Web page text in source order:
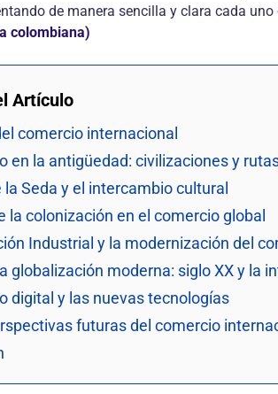
de manera sencilla y clara cada
colombiana)
Artículo
comercio internacional
en la antigüedad: civilizaciones y
la Seda y el intercambio cultural
la colonización en el comercio global
Industrial y la modernización del
globalización moderna: siglo XX y la
digital y las nuevas tecnologías
futuras del comercio